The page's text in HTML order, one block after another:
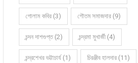
গোলাম কবির (3) গৌতম সমাজদার (9)
চন্দন দাশগুপ্ত (2) চন্দ্রমা মুখার্জী (4)
চন্দ্রশেখর ভট্টাচার্য (1) চিরঞ্জীব হালদার (11)